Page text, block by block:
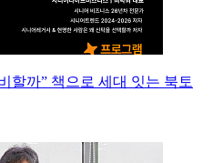
할까” 책으로 세대 잇는 북토